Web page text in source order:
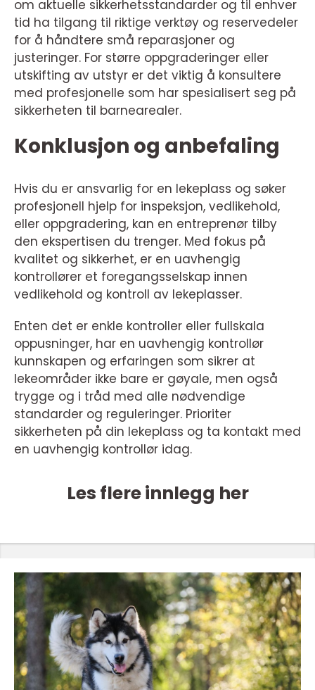
om aktuelle sikkerhetsstandarder og til enhver
tid ha tilgang til riktige verktøy og reservedeler
for å håndtere små reparasjoner og
justeringer. For større oppgraderinger eller
utskifting av utstyr er det viktig å konsultere
med profesjonelle som har spesialisert seg på
sikkerheten til barnearealer.
Konklusjon og anbefaling
Hvis du er ansvarlig for en lekeplass og søker
profesjonell hjelp for inspeksjon, vedlikehold,
eller oppgradering, kan en entreprenør tilby
den ekspertisen du trenger. Med fokus på
kvalitet og sikkerhet, er en uavhengig
kontrollører et foregangsselskap innen
vedlikehold og kontroll av lekeplasser.
Enten det er enkle kontroller eller fullskala
oppusninger, har en uavhengig kontrollør
kunnskapen og erfaringen som sikrer at
lekeområder ikke bare er gøyale, men også
trygge og i tråd med alle nødvendige
standarder og reguleringer. Prioriter
sikkerheten på din lekeplass og ta kontakt med
en uavhengig kontrollør idag.
Les flere innlegg her